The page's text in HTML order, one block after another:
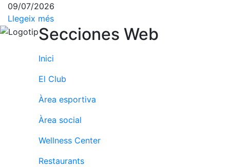
Patrocini
Patrocinadors
Avantatges
socials
Publicitat a la
Patrocinador
09/07/2026
Llegeix més
Secciones Web
Inici
El Club
Àrea esportiva
Àrea social
Wellness Center
Restaurants